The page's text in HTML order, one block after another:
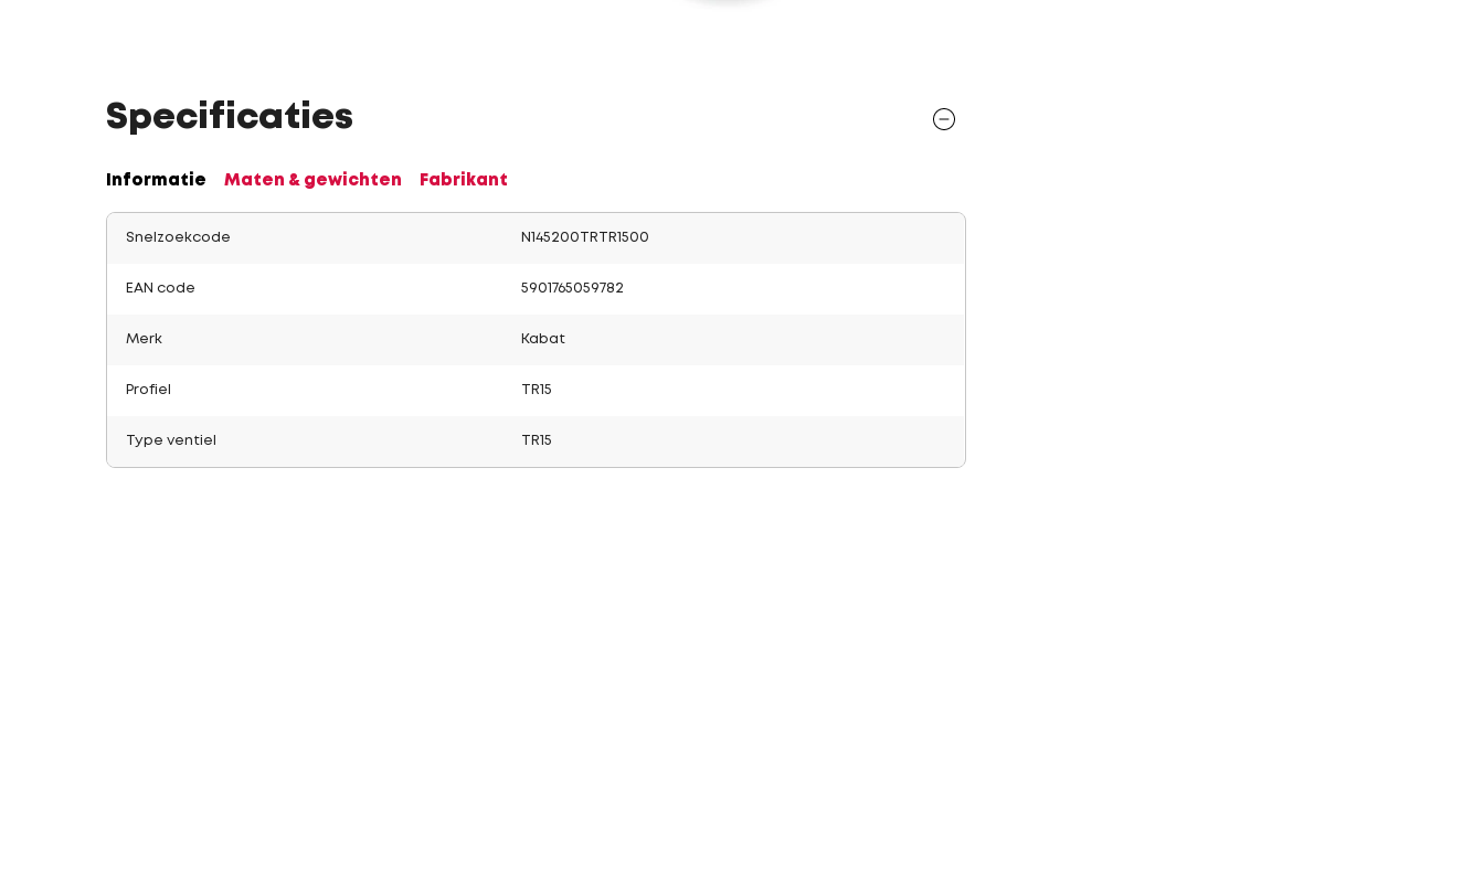
Specificaties
Informatie Maten & gewichten Fabrikant
Snelzoekcode N145200TRTR1500
EAN code 5901765059782
Merk Kabat
Profiel TR15
Type ventiel TR15